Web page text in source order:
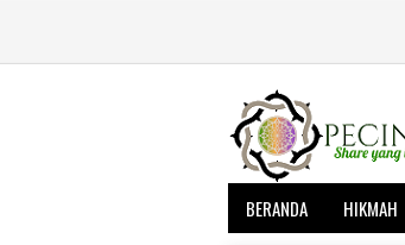
BERANDA HIKMAH